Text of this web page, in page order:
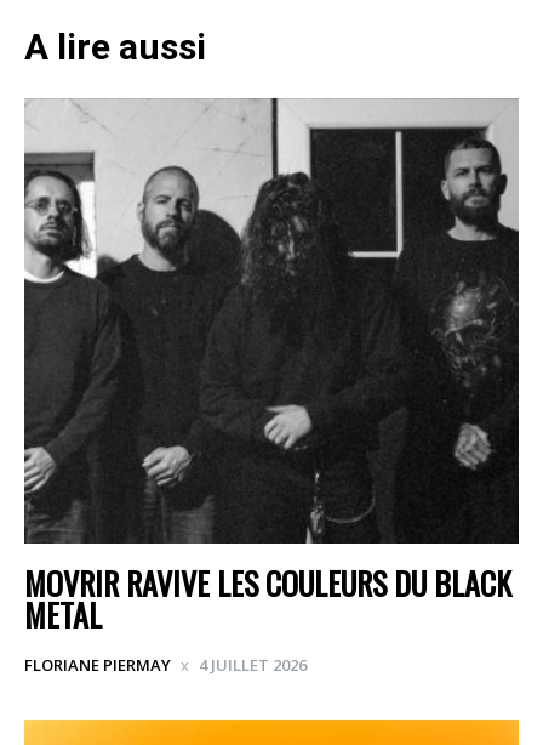
A lire aussi
MOVRIR RAVIVE LES COULEURS DU BLACK
METAL
FLORIANE PIERMAY 4 JUILLET 2026